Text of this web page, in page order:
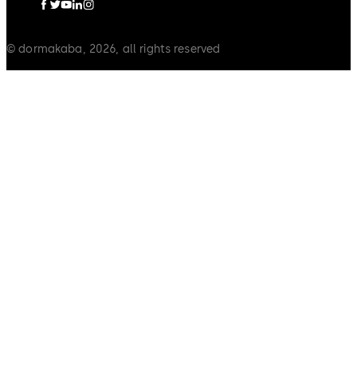
© dormakaba, 2026, all rights reserved